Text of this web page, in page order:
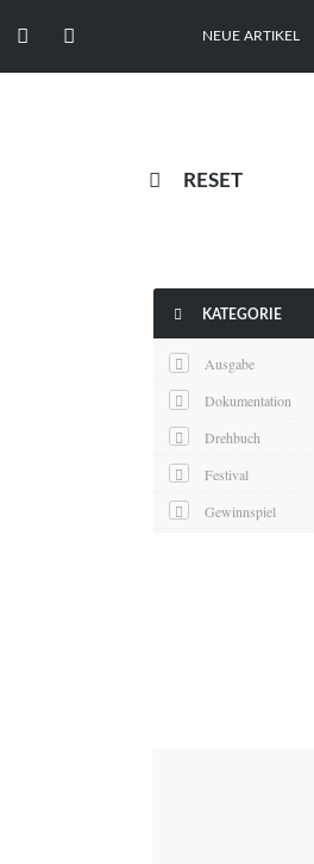
  NEUE ARTIKEL
 RESET
 KATEGORIE
Ausgabe
Dokumentation
Drehbuch
Festival
Gewinnspiel